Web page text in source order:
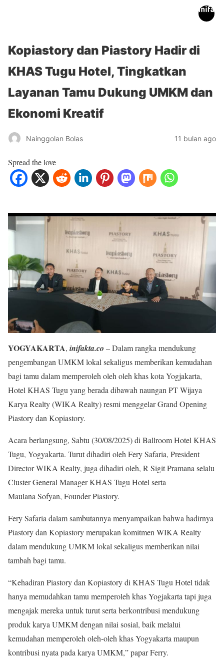
Kopiastory dan Piastory Hadir di
KHAS Tugu Hotel, Tingkatkan
Layanan Tamu Dukung UMKM dan
Ekonomi Kreatif
Nainggolan Bolas 11 bulan ago
Spread the love
YOGYAKARTA, inifakta.co – Dalam rangka mendukung
pengembangan UMKM lokal sekaligus memberikan kemudahan
bagi tamu dalam memperoleh oleh oleh khas kota Yogjakarta,
Hotel KHAS Tugu yang berada dibawah naungan PT Wijaya
Karya Realty (WIKA Realty) resmi menggelar Grand Opening
Piastory dan Kopiastory.
Acara berlangsung, Sabtu (30/08/2025) di Ballroom Hotel KHAS
Tugu, Yogyakarta. Turut dihadiri oleh Fery Safaria, President
Director WIKA Realty, juga dihadiri oleh, R Sigit Pramana selalu
Cluster General Manager KHAS Tugu Hotel serta
Maulana Sofyan, Founder Piastory.
Fery Safaria dalam sambutannya menyampaikan bahwa hadirnya
Piastory dan Kopiastory merupakan komitmen WIKA Realty
dalam mendukung UMKM lokal sekaligus memberikan nilai
tambah bagi tamu.
“Kehadiran Piastory dan Kopiastory di KHAS Tugu Hotel tidak
hanya memudahkan tamu memperoleh khas Yogjakarta tapi juga
mengajak mereka untuk turut serta berkontribusi mendukung
produk karya UMKM dengan nilai sosial, baik melalui
kemudahan memperoleh oleh-oleh khas Yogyakarta maupun
kontribusi nyata pada karya UMKM,” papar Ferry.